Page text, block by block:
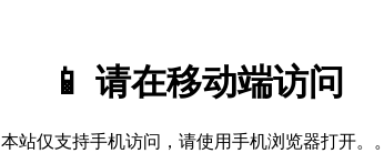
📱 请在移动端访问
本站仅支持手机访问，请使用手机浏览器打开。。